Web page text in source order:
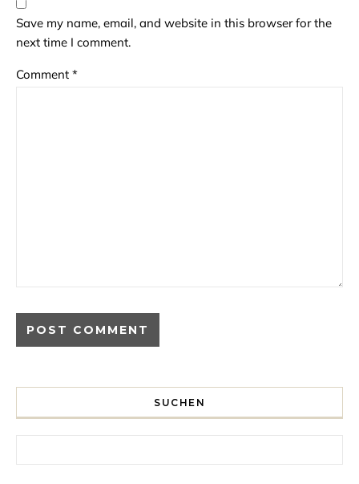
Save my name, email, and website in this browser for the
next time I comment.
Comment *
SUCHEN